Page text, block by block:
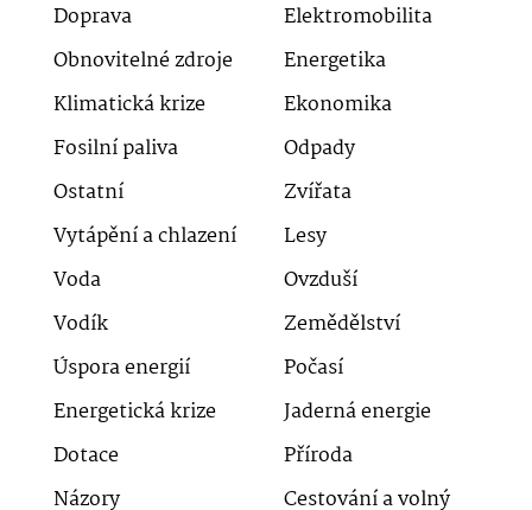
Doprava
Elektromobilita
Obnovitelné zdroje
Energetika
Klimatická krize
Ekonomika
Fosilní paliva
Odpady
Ostatní
Zvířata
Vytápění a chlazení
Lesy
Voda
Ovzduší
Vodík
Zemědělství
Úspora energií
Počasí
Energetická krize
Jaderná energie
Dotace
Příroda
Názory
Cestování a volný